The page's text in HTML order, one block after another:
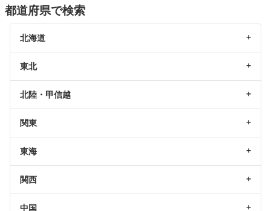
都道府県で検索
北海道
東北
北陸・甲信越
関東
東海
関西
中国